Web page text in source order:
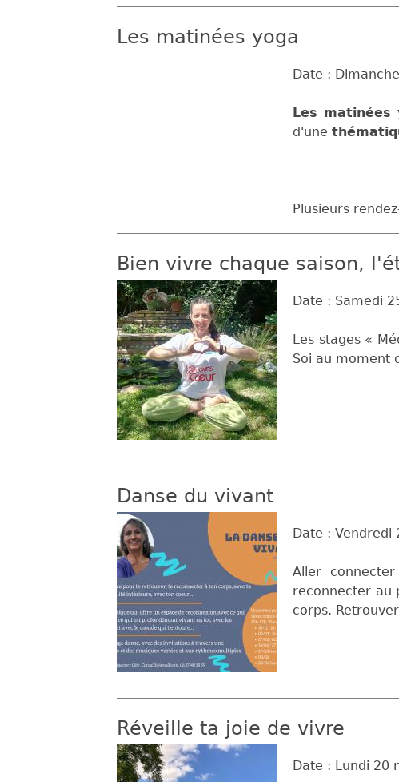
Les matinées yoga
Date :
Les matinées
d'une
Plusieurs
Bien vivre chaque saison,
Date : Samedi
Les stages «
Soi au moment
Danse du vivant
Date : Vendredi
Aller
reconnecter au
corps.
Réveille ta joie de vivre
Date : Lundi 20